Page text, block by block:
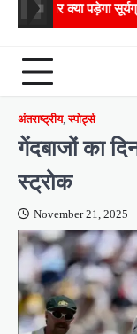
सूर्यग्रहण का असर
अंतराष्ट्रीय,स्पोर्ट्स
गेंदबाजों का
स्ट्रोक
November 21, 2025